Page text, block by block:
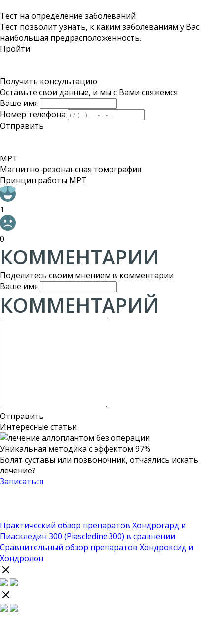
Тест на определение заболеваний
Тест позволит узнать, к каким заболеваниям у Вас
наибольшая предрасположенность.
Пройти
Получить консультацию
Оставьте свои данные, и мы с Вами свяжемся
Ваше имя
Номер телефона
Отправить
МРТ
Магнитно-резонансная томография
Принцип работы МРТ
1
0
КОММЕНТАРИИ
Поделитесь своим мнением в комментарии
Ваше имя
КОММЕНТАРИЙ
Отправить
Интересные статьи
Уникальная методика с эффектом 97%
Болят суставы или позвоночник, отчаялись искать
лечение?
Записаться
Практический обзор препаратов Хондрогард и
Пиаскледин 300 (Piascledine 300) в сравнении
Сравнительный обзор препаратов Хондроксид и
Хондролон